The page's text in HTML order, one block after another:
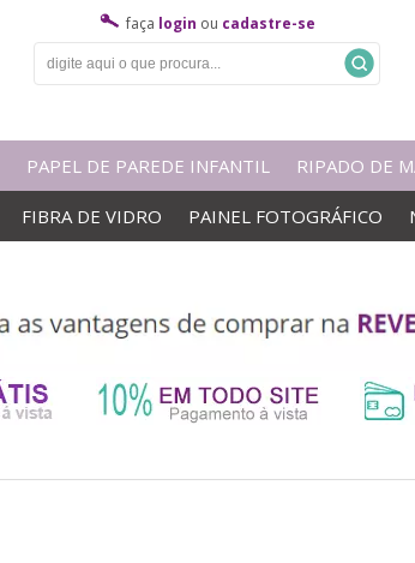
faça login ou cadastre-se
PAPEL DE PAREDE INFANTIL RIPADO DE
FIBRA DE VIDRO PAINEL FOTOGRÁFICO